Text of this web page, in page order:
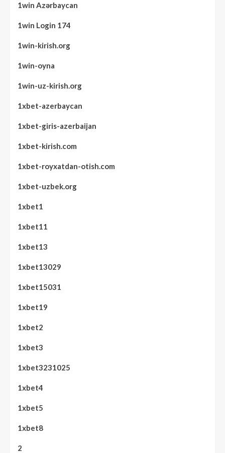
1win Azərbaycan
1win Login 174
1win-kirish.org
1win-oyna
1win-uz-kirish.org
1xbet-azerbaycan
1xbet-giris-azerbaijan
1xbet-kirish.com
1xbet-royxatdan-otish.com
1xbet-uzbek.org
1xbet1
1xbet11
1xbet13
1xbet13029
1xbet15031
1xbet19
1xbet2
1xbet3
1xbet3231025
1xbet4
1xbet5
1xbet8
2